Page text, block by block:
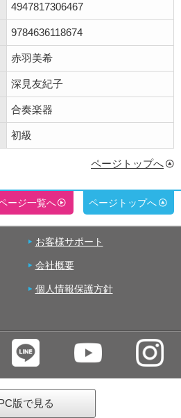
4947817306467
9784636118674
赤羽美希
深見友紀子
合奏楽器
初級
ページトップへ
ージ一覧へ ページトップへ
お客様サポート
会社概要
個人情報保護方針
版で見る